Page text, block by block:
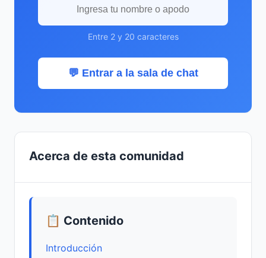
Entre 2 y 20 caracteres
💬 Entrar a la sala de chat
Acerca de esta comunidad
📋 Contenido
Introducción